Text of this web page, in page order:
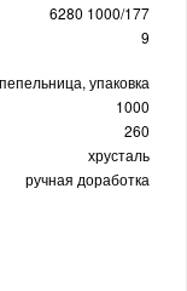
6280 1000/177
9
упаковка
1000
260
хрусталь
ручная доработка